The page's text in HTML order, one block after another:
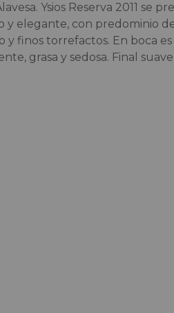
Ysios Reserva 2011 se
y elegante, con predominio
finos torrefactos. En boca
grasa y sedosa. Final